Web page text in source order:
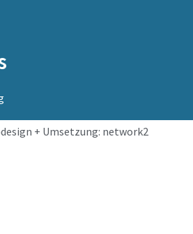
+ Umsetzung: network2